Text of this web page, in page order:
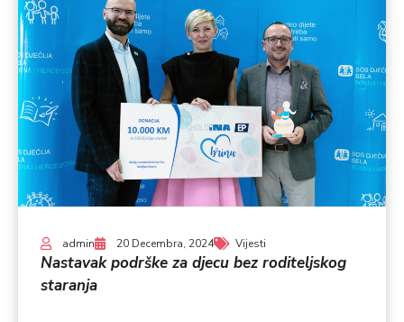
admin 20 Decembra, 2024 Vijesti
Nastavak podrške za djecu bez roditeljskog
staranja